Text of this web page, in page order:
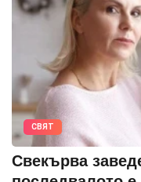
СВЯТ
Свекърва